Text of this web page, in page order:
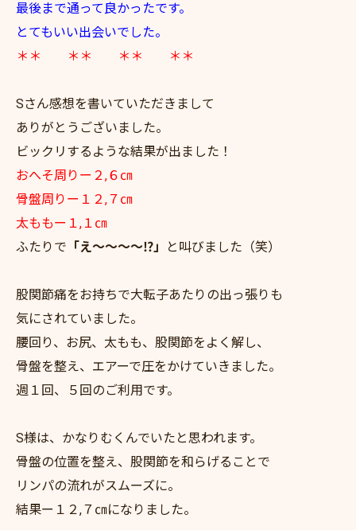
最後まで通って良かったです。
とてもいい出会いでした。
＊＊ ＊＊ ＊＊ ＊＊
Sさん感想を書いていただきまして
ありがとうございました。
ビックリするような結果が出ました！
おへそ周りー２,６㎝
骨盤周りー１２,７㎝
太ももー１,１㎝
ふたりで 「え～～～～⁉」 と叫びました（笑）
股関節痛をお持ちで大転子あたりの出っ張りも
気にされていました。
腰回り、お尻、太もも、股関節をよく解し、
骨盤を整え、エアーで圧をかけていきました。
週１回、５回のご利用です。
S様は、かなりむくんでいたと思われます。
骨盤の位置を整え、股関節を和らげることで
リンパの流れがスムーズに。
結果ー１２,７㎝になりました。